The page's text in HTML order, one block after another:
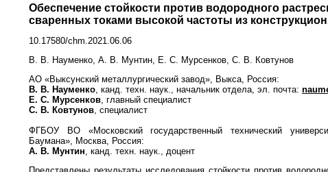
Обеспечение стойкости против водородного
сваренных токами высокой частоты из
10.17580/chm.2021.06.06
В. В. Науменко, А. В. Мунтин, Е. С. Мурсенков, С. В. Ковтунов
АО «Выксунский металлургический завод», Выкса, Россия:
В. В. Науменко, канд. техн. наук., начальник отдела, эл. почта:
Е. С. Мурсенков, главный специалист
С. В. Ковтунов, специалист
ФГБОУ ВО «Московский государственный технический
Баумана», Москва, Россия:
А. В. Мунтин, канд. техн. наук., доцент